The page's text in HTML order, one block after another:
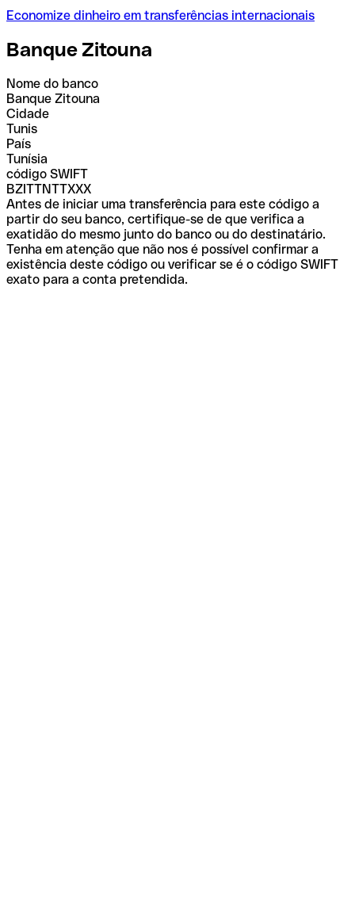
Economize dinheiro em transferências internacionais
Banque Zitouna
Nome do banco
Banque Zitouna
Cidade
Tunis
País
Tunísia
código SWIFT
BZITTNTTXXX
Antes de iniciar uma transferência para este código a
partir do seu banco, certifique-se de que verifica a
exatidão do mesmo junto do banco ou do destinatário.
Tenha em atenção que não nos é possível confirmar a
existência deste código ou verificar se é o código SWIFT
exato para a conta pretendida.